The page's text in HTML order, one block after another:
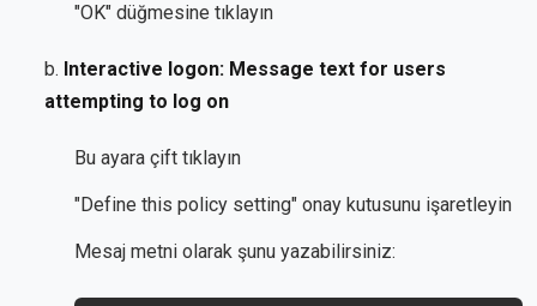
"OK" düğmesine tıklayın
b. Interactive logon: Message text for users
attempting to log on
Bu ayara çift tıklayın
"Define this policy setting" onay kutusunu işaretleyin
Mesaj metni olarak şunu yazabilirsiniz: